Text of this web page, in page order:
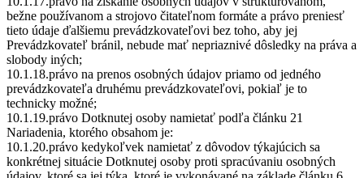
bežne používanom a strojovo čitateľnom formáte a právo preniesť
tieto údaje ďalšiemu prevádzkovateľovi bez toho, aby jej
Prevádzkovateľ bránil, nebude mať nepriaznivé dôsledky na práva a
slobody iných;
10.1.18.právo na prenos osobných údajov priamo od jedného
prevádzkovateľa druhému prevádzkovateľovi, pokiaľ je to
technicky možné;
10.1.19.právo Dotknutej osoby namietať podľa článku 21
Nariadenia, ktorého obsahom je:
10.1.20.právo kedykoľvek namietať z dôvodov týkajúcich sa
konkrétnej situácie Dotknutej osoby proti spracúvaniu osobných